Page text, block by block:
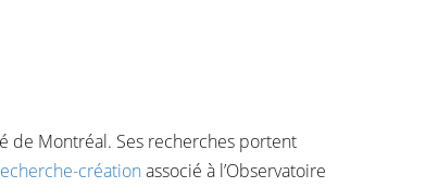
de Montréal. Ses recherches portent
création associé à l’Observatoire